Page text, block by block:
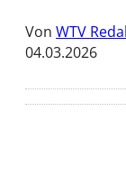
Von WTV
04.03.2026